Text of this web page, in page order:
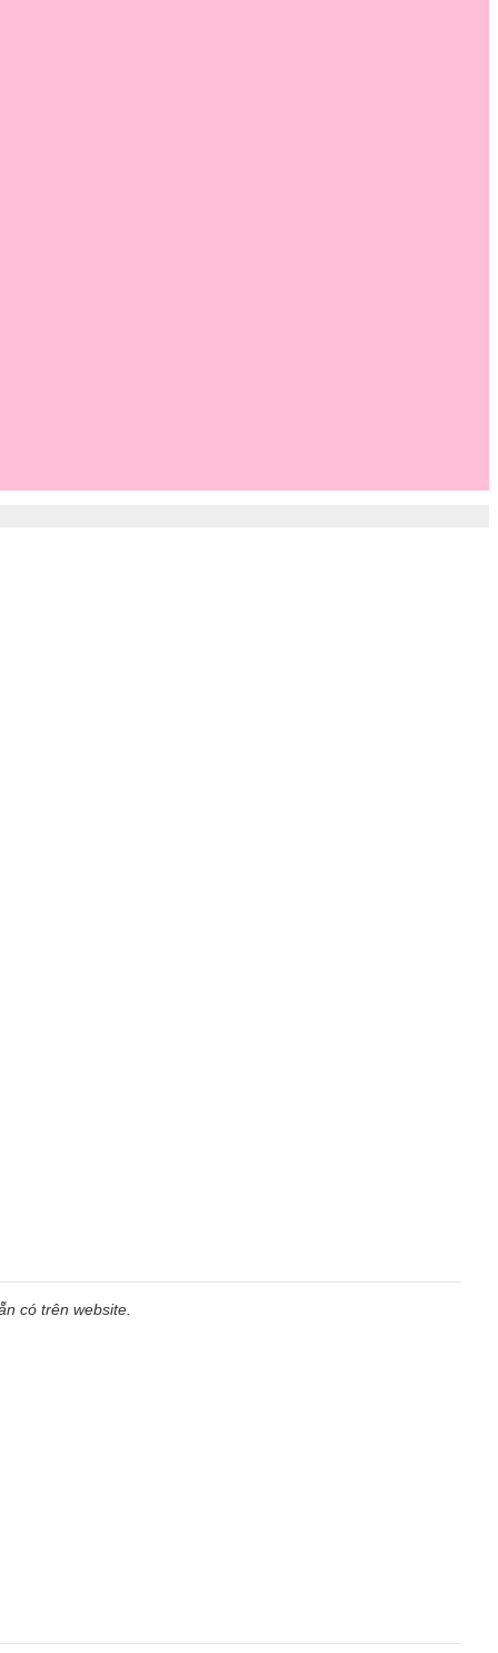
có trên website.